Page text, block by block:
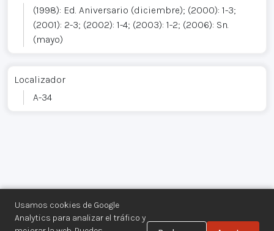
Usamos cookies de Google
Analytics para analizar el tráfico y
(1998): Ed. Aniversario (diciembre); (2000): 1-3;
(2001): 2-3; (2002): 1-4; (2003): 1-2; (2006): Sn.
(mayo)
Localizador
A-34